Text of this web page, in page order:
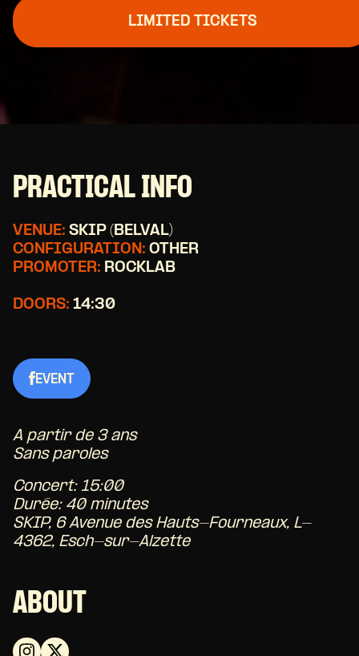
LIMITED TICKETS
PRACTICAL INFO
VENUE: SKIP (BELVAL)
CONFIGURATION: OTHER
PROMOTER: ROCKLAB
DOORS: 14:30
EVENT
A partir de 3 ans
Sans paroles
Concert: 15:00
Durée: 40 minutes
SKIP, 6 Avenue des Hauts-Fourneaux, L-
4362, Esch-sur-Alzette
ABOUT